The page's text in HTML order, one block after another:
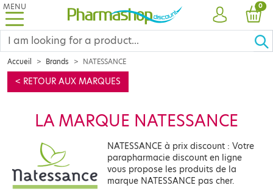
MENU
ACCOUNT
0
Accueil Brands NATESSANCE
< RETOUR AUX MARQUES
LA MARQUE NATESSANCE
NATESSANCE à prix discount : Votre
parapharmacie discount en ligne
vous propose les produits de la
marque NATESSANCE pas cher.